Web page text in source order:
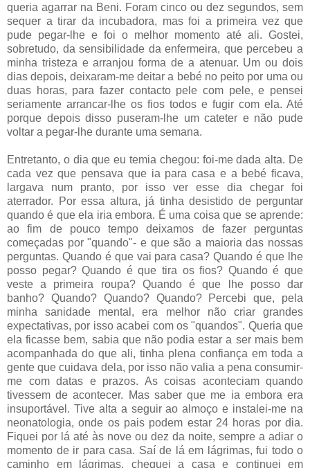
queria agarrar na Beni. Foram cinco ou dez segundos, sem
sequer a tirar da incubadora, mas foi a primeira vez que
pude pegar-lhe e foi o melhor momento até ali. Gostei,
sobretudo, da sensibilidade da enfermeira, que percebeu a
minha tristeza e arranjou forma de a atenuar. Um ou dois
dias depois, deixaram-me deitar a bebé no peito por uma ou
duas horas, para fazer contacto pele com pele, e pensei
seriamente arrancar-lhe os fios todos e fugir com ela. Até
porque depois disso puseram-lhe um cateter e não pude
voltar a pegar-lhe durante uma semana.
Entretanto, o dia que eu temia chegou: foi-me dada alta. De
cada vez que pensava que ia para casa e a bebé ficava,
largava num pranto, por isso ver esse dia chegar foi
aterrador. Por essa altura, já tinha desistido de perguntar
quando é que ela iria embora. É uma coisa que se aprende:
ao fim de pouco tempo deixamos de fazer perguntas
começadas por "quando"- e que são a maioria das nossas
perguntas. Quando é que vai para casa? Quando é que lhe
posso pegar? Quando é que tira os fios? Quando é que
veste a primeira roupa? Quando é que lhe posso dar
banho? Quando? Quando? Quando? Percebi que, pela
minha sanidade mental, era melhor não criar grandes
expectativas, por isso acabei com os "quandos". Queria que
ela ficasse bem, sabia que não podia estar a ser mais bem
acompanhada do que ali, tinha plena confiança em toda a
gente que cuidava dela, por isso não valia a pena consumir-
me com datas e prazos. As coisas aconteciam quando
tivessem de acontecer. Mas saber que me ia embora era
insuportável. Tive alta a seguir ao almoço e instalei-me na
neonatologia, onde os pais podem estar 24 horas por dia.
Fiquei por lá até às nove ou dez da noite, sempre a adiar o
momento de ir para casa. Saí de lá em lágrimas, fui todo o
caminho em lágrimas, cheguei a casa e continuei em